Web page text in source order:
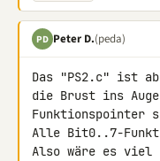
PD Peter D.(peda)
Das "PS2.c" ist
die Brust ins
Funktionspointer
Alle Bit0..7-
Also wäre es viel